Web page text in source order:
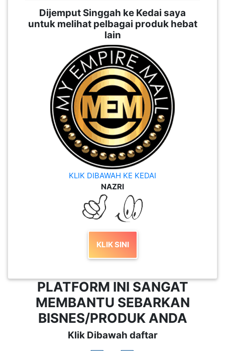
Dijemput Singgah ke Kedai saya
untuk melihat pelbagai produk hebat
lain
KLIK DIBAWAH KE KEDAI
NAZRI
KLIK SINI
PLATFORM INI SANGAT
MEMBANTU SEBARKAN
BISNES/PRODUK ANDA
Klik Dibawah daftar